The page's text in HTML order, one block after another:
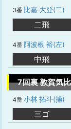
3番 比嘉 大登(二)
二飛
4番 阿波根 裕(左)
中飛
7回裏 敦賀気比
4番 小林 拓斗(捕)
三ゴ